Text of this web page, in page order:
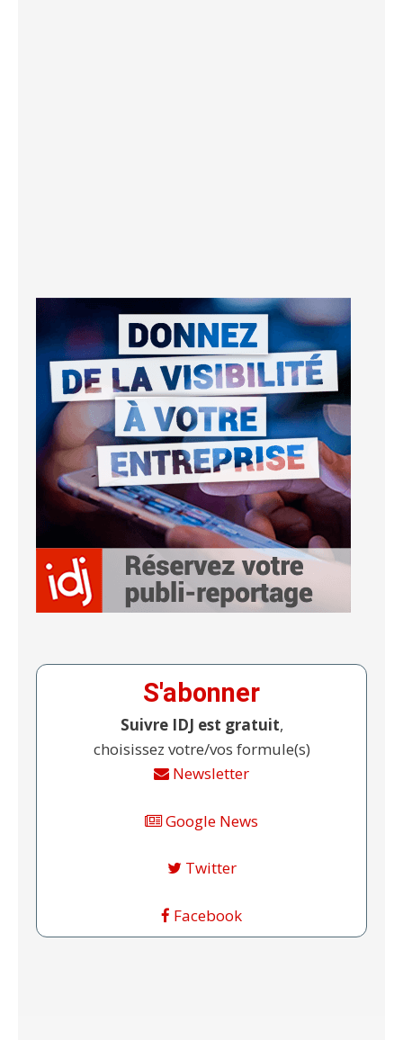
S'abonner
Suivre IDJ est gratuit,
choisissez votre/vos formule(s)
Newsletter
Google News
Twitter
Facebook